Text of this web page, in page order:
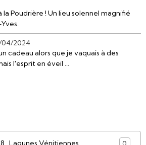
Poudrière ! Un lieu solennel magnifié
04/2024
cadeau alors que je vaquais à des
l'esprit en éveil ...
. Lagunes Vénitiennes